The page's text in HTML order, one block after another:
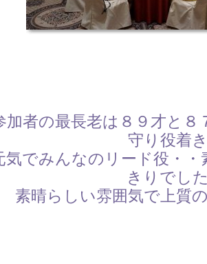
加者の最長老は８９才と
守り役着
気でみんなのリード役・
きりでし
素晴らしい雰囲気で上質